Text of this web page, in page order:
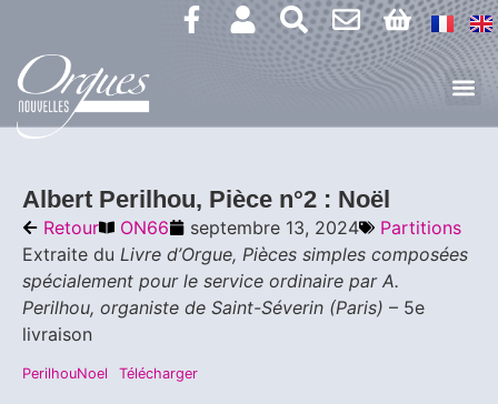
Albert Perilhou, Pièce n°2 : Noël
Retour ON66 septembre 13, 2024
Partitions
Extraite du Livre d’Orgue, Pièces simples composées
spécialement pour le service ordinaire par A.
Perilhou, organiste de Saint-Séverin (Paris) – 5e
livraison
PerilhouNoel Télécharger